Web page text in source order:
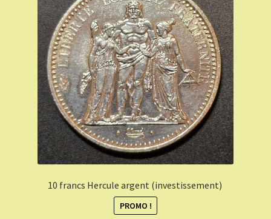
10 francs Hercule argent (investissement)
PROMO !